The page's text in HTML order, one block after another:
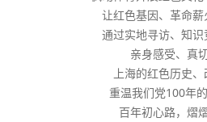
让红色基因、革命薪
通过实地寻访、知
亲身感受、真
上海的红色历史
重温我们党100年
百年初心路，熠